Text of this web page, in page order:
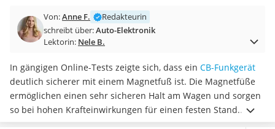
Marderschreck
Wagenheber 3t
AGM-Batterie Wohnmobil
Thule-Fahrradträger
FM-Transmitter
Sommerreifen 205/55 R16
Autobatterie-Ladegerät
Starthilfe mit Kompressor
Von:Anne F.
Redakteurin
schreibt über:Auto-Elektronik
Lektorin: Nele B.
In gängigen Online-Tests zeigte sich, dass ein CB-Funkgerät
deutlich sicherer mit einem Magnetfuß ist. Die Magnetfüße
ermöglichen einen sehr sicheren Halt am Wagen und sorgen
so bei hohen Krafteinwirkungen für einen festen Stand.
Besonders wichtig bei den CB-Magnetfußantennen ist die